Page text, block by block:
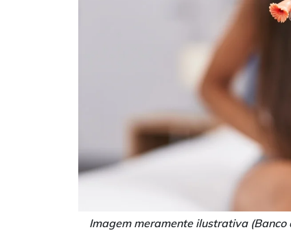
Imagem meramente ilustrativa (Banco